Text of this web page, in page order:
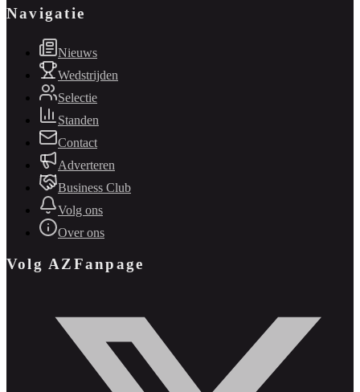
Navigatie
Nieuws
Wedstrijden
Selectie
Standen
Contact
Adverteren
Business Club
Volg ons
Over ons
Volg AZFanpage